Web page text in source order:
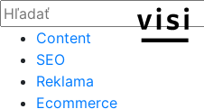
Zatvoriť
Hľadať:
Menu
Content
SEO
Reklama
Ecommerce